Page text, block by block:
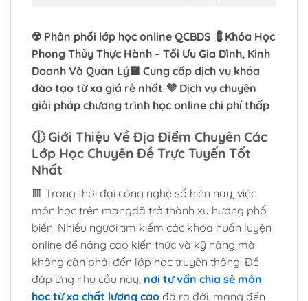
☢️ Phân phối lớp học online QCBDS 💈Khóa Học
Phong Thủy Thực Hành – Tối Ưu Gia Đình, Kinh
Doanh Và Quản Lý🟨 Cung cấp dịch vụ khóa
đào tạo từ xa giá rẻ nhất 💜 Dịch vụ chuyên
giải pháp chương trình học online chi phí thấp
🕧Giới Thiệu Về Địa Điểm Chuyên Các
Lớp Học Chuyên Đề Trực Tuyến Tốt
Nhất
🟥 Trong thời đại công nghệ số hiện nay, việc
môn học trên mạngđã trở thành xu hướng phổ
biến. Nhiều người tìm kiếm các khóa huấn luyện
online để nâng cao kiến thức và kỹ năng mà
không cần phải đến lớp học truyền thống. Để
đáp ứng nhu cầu này, nơi tư vấn chia sẻ môn
học từ xa chất lượng cao đã ra đời, mang đến